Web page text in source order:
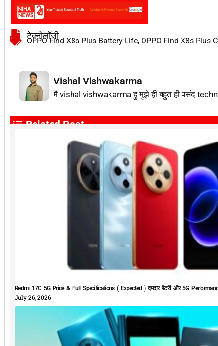
टेक्नोलॉजी
OPPO Find X8s Plus Battery Life, OPPO Find X8s Plus
Vishal Vishwakarma
मै vishal vishwakarma हु मुझे ही बहुत ही पसंद
Related Post
Redmi 17C 5G Price & Full Specifications ( Expected ) दमदार बैटरी और 5G
July 26, 2026